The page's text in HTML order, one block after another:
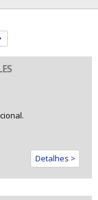
Detalhes >